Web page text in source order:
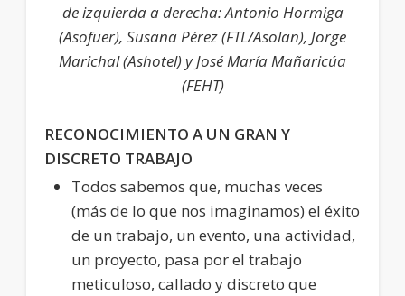
de izquierda a derecha: Antonio Hormiga
(Asofuer), Susana Pérez (FTL/Asolan), Jorge
Marichal (Ashotel) y José María Mañaricúa
(FEHT)
RECONOCIMIENTO A UN GRAN Y
DISCRETO TRABAJO
Todos sabemos que, muchas veces
(más de lo que nos imaginamos) el éxito
de un trabajo, un evento, una actividad,
un proyecto, pasa por el trabajo
meticuloso, callado y discreto que